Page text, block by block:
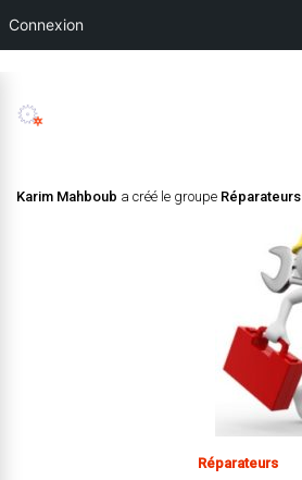
Karim Mahboub a créé le groupe Réparateurs
Réparateurs
Connexion